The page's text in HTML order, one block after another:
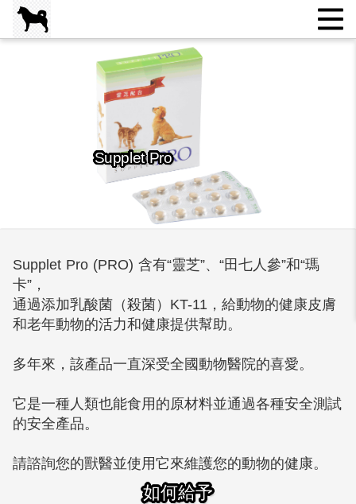
Supplet Pro
Supplet Pro (PRO) 含有“靈芝”、“田七人參”和“瑪
卡”，
通過添加乳酸菌（殺菌）KT-11，給動物的健康皮膚
和老年動物的活力和健康提供幫助。
多年來，該產品一直深受全國動物醫院的喜愛。
它是一種人類也能食用的原材料並通過各種安全測試
的安全產品。
請諮詢您的獸醫並使用它來維護您的動物的健康。
如何給予